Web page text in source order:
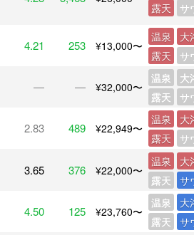
露天 サ
4.21 253 ¥13,000〜
温泉
大
露天
サ
― ― ¥32,000〜
温泉
大
露天
サ
2.83 489 ¥22,949〜
温泉
大
露天
サ
3.65 376 ¥22,000〜
温泉
大
露天
サ
4.50 125 ¥23,760〜
温泉
大
露天
サ